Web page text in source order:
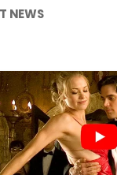
NEWS